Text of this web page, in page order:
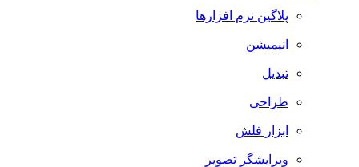
پلاگین نرم افزارها
انیمیشن
تبدیل
طراحی
ابزار فلش
ویرایشگر تصویر